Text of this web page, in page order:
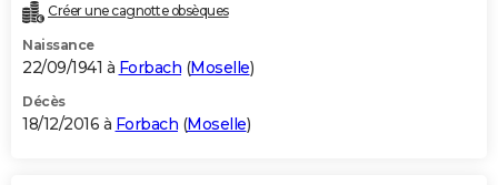
Créer une cagnotte obsèques
Naissance
22/09/1941 à Forbach (Moselle)
Décès
18/12/2016 à Forbach (Moselle)